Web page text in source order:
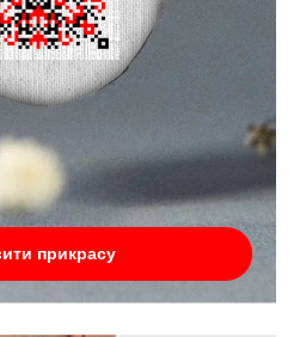
прикрасу